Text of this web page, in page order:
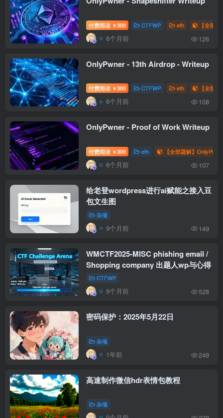
付费阅读 ￥300 CTFWP eth 【全部
6个月前 126
OnlyPwner - 13th Airdrop - Writeup
付费阅读 ￥300 CTFWP eth 【全部
6个月前 108
OnlyPwner - Proof of Work Writeup
付费阅读 ￥300 eth 【全部题解】
6个月前 107
给老登wordpress进行ai赋能之接入豆
包文生图
杂项
9个月前 149
WMCTF2025-MISC phishing email /
Shopping company 出题人wp与心得
CTFWP
9个月前 528
密码保护：2025年5月22日
杂项
1年前 249
高速制作微信hdr表情包教程
杂项